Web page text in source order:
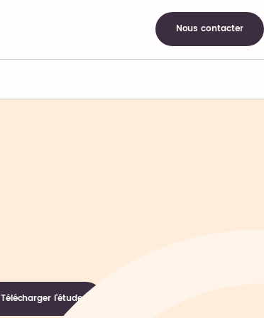
Nous contacter
Télécharger l'étude